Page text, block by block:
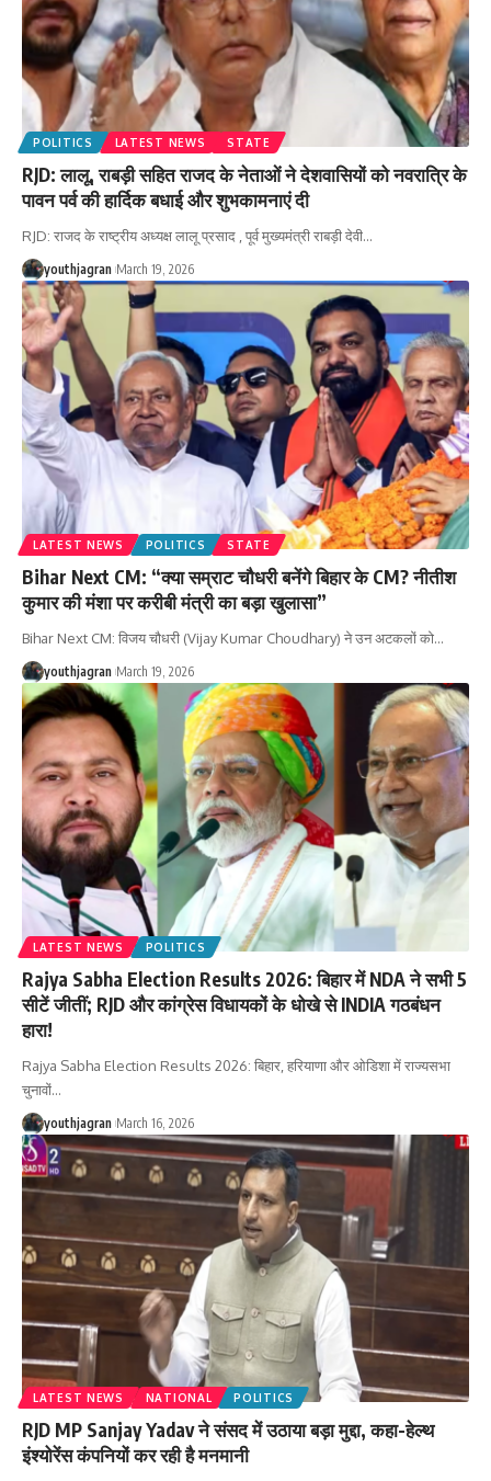
POLITICS LATEST NEWS STATE
RJD: लालू, राबड़ी सहित राजद के नेताओं ने देशवासियों को नवरात्रि के
पावन पर्व की हार्दिक बधाई और शुभकामनाएं दी
RJD: राजद के राष्ट्रीय अध्यक्ष लालू प्रसाद , पूर्व मुख्यमंत्री राबड़ी देवी…
youthjagran March 19, 2026
LATEST NEWS POLITICS STATE
Bihar Next CM: “क्या सम्राट चौधरी बनेंगे बिहार के CM? नीतीश
कुमार की मंशा पर करीबी मंत्री का बड़ा खुलासा”
Bihar Next CM: विजय चौधरी (Vijay Kumar Choudhary) ने उन अटकलों को…
youthjagran March 19, 2026
LATEST NEWS POLITICS
Rajya Sabha Election Results 2026: बिहार में NDA ने सभी 5
सीटें जीतीं; RJD और कांग्रेस विधायकों के धोखे से INDIA गठबंधन
हारा!
Rajya Sabha Election Results 2026: बिहार, हरियाणा और ओडिशा में राज्यसभा
चुनावों…
youthjagran March 16, 2026
LATEST NEWS NATIONAL POLITICS
RJD MP Sanjay Yadav ने संसद में उठाया बड़ा मुद्दा, कहा-हेल्थ
इंश्योरेंस कंपनियों कर रही है मनमानी